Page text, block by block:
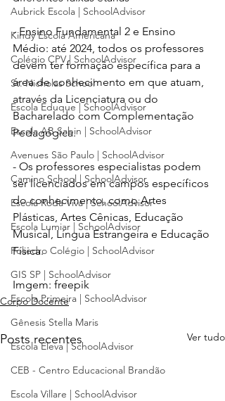
Aubrick Escola | SchoolAdvisor
Kindy Escola Americana
Colégio CPV | SchoolAdvisor
St. Nicholas School
Escola Eduque | SchoolAdvisor
Escola AB Sabin | SchoolAdvisor
Avenues São Paulo | SchoolAdvisor
Camino School | SchoolAdvisor
Escola Roda Viva | SchoolAdvisor
Escola Lumiar | SchoolAdvisor
Poliedro Colégio | SchoolAdvisor
GIS SP | SchoolAdvisor
Escola Primeira | SchoolAdvisor
Gênesis Stella Maris
Escola Eleva | SchoolAdvisor
CEB - Centro Educacional Brandão
Escola Villare | SchoolAdvisor
- Ensino Fundamental 2 e Ensino
Médio: até 2024, todos os professores
devem ter formação específica para a
área de conhecimento em que atuam,
através da Licenciatura ou do
Bacharelado com Complementação
Pedagógica.
- Os professores especialistas podem
ser licenciados em campos específicos
do conhecimento, como Artes
Plásticas, Artes Cênicas, Educação
Musical, Língua Estrangeira e Educação
Física.
Imgem: freepik
Corpo Docente
Posts recentes Ver tudo